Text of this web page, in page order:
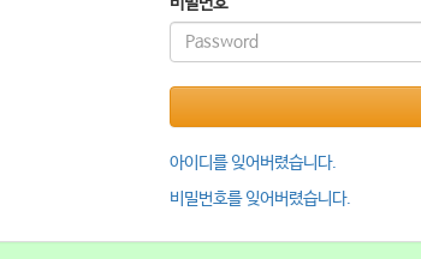
아이디를 잊어버렸습니다.
비밀번호를 잊어버렸습니다.